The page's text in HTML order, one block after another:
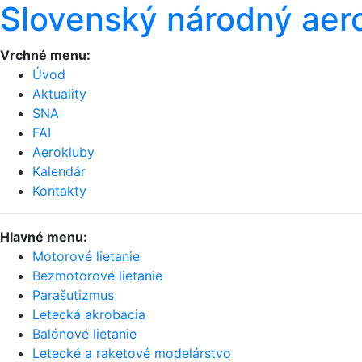
Slovenský národný
Vrchné menu:
Úvod
Aktuality
SNA
FAI
Aerokluby
Kalendár
Kontakty
Hlavné menu:
Motorové lietanie
Bezmotorové lietanie
Parašutizmus
Letecká akrobacia
Balónové lietanie
Letecké a raketové modelárstvo